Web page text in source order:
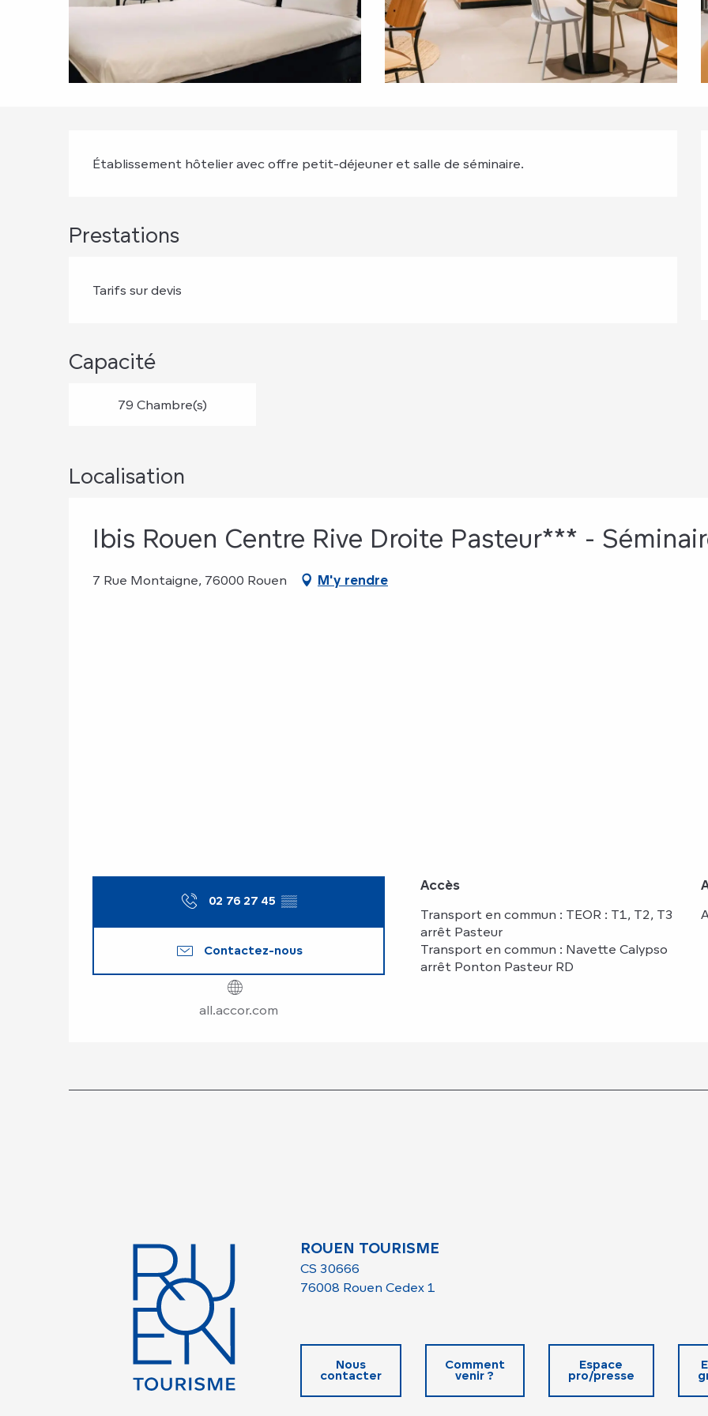
Description
Établissement hôtelier avec offre petit-déjeuner et salle de séminaire.
Prestations
Tarifs sur devis
Capacité
79 Chambre(s)
Localisation
Ibis Rouen Centre Rive Droite Pasteur*** -
7 Rue Montaigne, 76000 Rouen M'y rendre
02 76 27 45 ▒▒
Contactez-nous
all.accor.com
Accès
Accès
Transport en commun : TEOR : T1, T2, T3
arrêt Pasteur
Transport en commun : Navette Calypso
arrêt Ponton Pasteur RD
ROUEN TOURISME
CS 30666
76008 Rouen Cedex 1
Nous
contacter
Comment
venir ?
Espace
pro/presse